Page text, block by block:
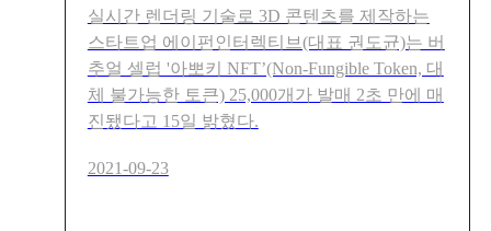
실시간 렌더링 기술로 3D 콘텐츠를 제작하는
스타트업 에이펀인터렉티브(대표 권도균)는 버
추얼 셀럽 '아뽀키 NFT’(Non-Fungible Token, 대
체 불가능한 토큰) 25,000개가 발매 2초 만에 매
진됐다고 15일 밝혔다.
2021-09-23